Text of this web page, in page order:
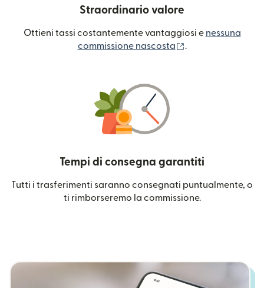
Straordinario valore
Ottieni tassi costantemente vantaggiosi e nessuna
commissione nascosta
.
Tempi di consegna garantiti
Tutti i trasferimenti saranno consegnati puntualmente, o
ti rimborseremo la commissione.